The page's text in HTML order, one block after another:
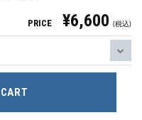
PRICE ¥6,600 (税込)